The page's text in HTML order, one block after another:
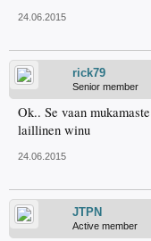
24.06.2015
rick79
Senior member
Ok.. Se vaan
laillinen winu
24.06.2015
JTPN
Active member